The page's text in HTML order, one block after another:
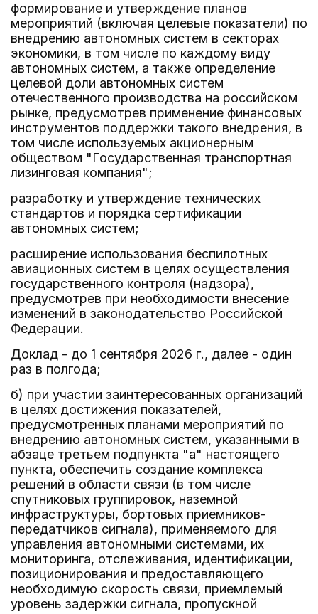
формирование и утверждение планов
мероприятий (включая целевые показатели) по
внедрению автономных систем в секторах
экономики, в том числе по каждому виду
автономных систем, а также определение
целевой доли автономных систем
отечественного производства на российском
рынке, предусмотрев применение финансовых
инструментов поддержки такого внедрения, в
том числе используемых акционерным
обществом "Государственная транспортная
лизинговая компания";
разработку и утверждение технических
стандартов и порядка сертификации
автономных систем;
расширение использования беспилотных
авиационных систем в целях осуществления
государственного контроля (надзора),
предусмотрев при необходимости внесение
изменений в законодательство Российской
Федерации.
Доклад - до 1 сентября 2026 г., далее - один
раз в полгода;
б) при участии заинтересованных организаций
в целях достижения показателей,
предусмотренных планами мероприятий по
внедрению автономных систем, указанными в
абзаце третьем подпункта "а" настоящего
пункта, обеспечить создание комплекса
решений в области связи (в том числе
спутниковых группировок, наземной
инфраструктуры, бортовых приемников-
передатчиков сигнала), применяемого для
управления автономными системами, их
мониторинга, отслеживания, идентификации,
позиционирования и предоставляющего
необходимую скорость связи, приемлемый
уровень задержки сигнала, пропускной